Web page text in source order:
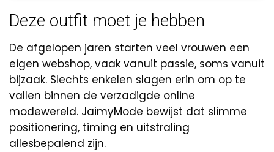
Deze outfit moet je hebben
De afgelopen jaren starten veel vrouwen een
eigen webshop, vaak vanuit passie, soms vanuit
bijzaak. Slechts enkelen slagen erin om op te
vallen binnen de verzadigde online
modewereld. JaimyMode bewijst dat slimme
positionering, timing en uitstraling
allesbepalend zijn.